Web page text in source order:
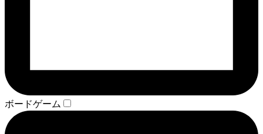
ボードゲーム